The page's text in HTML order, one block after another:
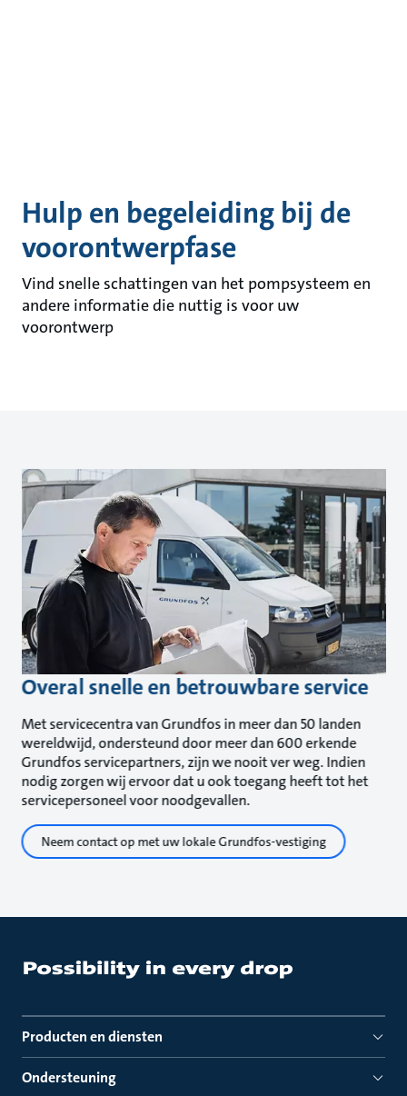
Hulp en begeleiding bij de
voorontwerpfase
Vind snelle schattingen van het pompsysteem en
andere informatie die nuttig is voor uw
voorontwerp
Overal snelle en betrouwbare service
Met servicecentra van Grundfos in meer dan 50 landen
wereldwijd, ondersteund door meer dan 600 erkende
Grundfos servicepartners, zijn we nooit ver weg. Indien
nodig zorgen wij ervoor dat u ook toegang heeft tot het
servicepersoneel voor noodgevallen.
Neem contact op met uw lokale Grundfos-vestiging
Producten en diensten
Ondersteuning